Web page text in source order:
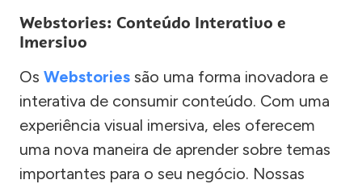
Webstories: Conteúdo Interativo e
Imersivo
Os Webstories são uma forma inovadora e
interativa de consumir conteúdo. Com uma
experiência visual imersiva, eles oferecem
uma nova maneira de aprender sobre temas
importantes para o seu negócio. Nossas